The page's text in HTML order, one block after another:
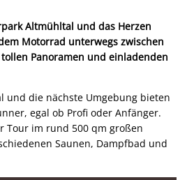
Altmühltal und das Herzen
Motorrad unterwegs zwischen
Panoramen und einladenden
und die nächste Umgebung bieten
egal ob Profi oder Anfänger.
Tour im rund 500 qm großen
Saunen, Dampfbad und